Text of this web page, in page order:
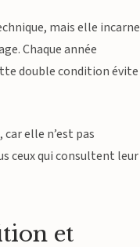
mais elle incarne
Chaque année
double condition évite
elle n’est pas
ceux qui consultent leur
et